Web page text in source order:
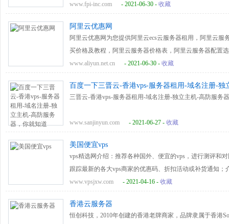
城市智能化整体解决方案提供商，同时也是国内绿色智慧
www.fpi-inc.com - 2021-06-30 - 收藏
阿里云优惠网
阿里云优惠网为您提供阿里云ecs云服务器租用，阿里云
买价格及教程，阿里云服务器价格表，阿里云服务器配置
服务器优惠活动，阿里云虚拟主机vps云主机优惠代金券
www.aliyun.net.cn - 2021-06-30 - 收藏
百度一下三晋云-香港vps-服务器租用-域名注册-
三晋云-香港vps-服务器租用-域名注册-独立主机-高防服务器
www.sanjinyun.com - 2021-06-27 - 收藏
美国便宜vps
vps精选网介绍：推荐各种国外、便宜的vps，进行测评和
跟踪最新的各大vps商家的优惠码、折扣活动或补货通知
一家全面的vps信息资讯站。
www.vpsjxw.com - 2021-04-16 - 收藏
香港云服务器
恒创科技，2010年创建的香港老牌商家，品牌隶属于香港